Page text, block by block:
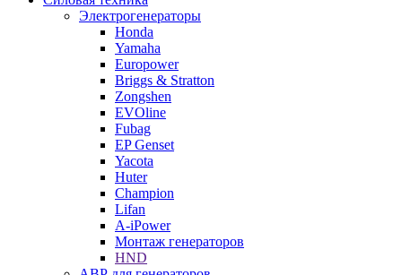
Электрогенераторы
Honda
Yamaha
Europower
Briggs & Stratton
Zongshen
EVOline
Fubag
EP Genset
Yacota
Huter
Champion
Lifan
A-iPower
Монтаж генераторов
HND